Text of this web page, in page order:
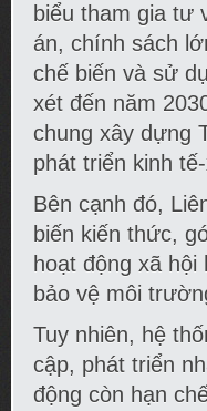
biểu tham gia tư
án, chính sách
chế biến và sử
xét đến năm
chung xây dựng
phát triển kinh
Bên cạnh đó,
biến kiến thức,
hoạt động xã
bảo vệ môi
Tuy nhiên, hệ
cập, phát triển
động còn hạn